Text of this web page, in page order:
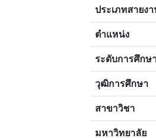
ประเภทสายง
ตำแหน่ง
ระดับการศึกษ
วุฒิการศึกษา
สาขาวิชา
มหาวิทยาลัย